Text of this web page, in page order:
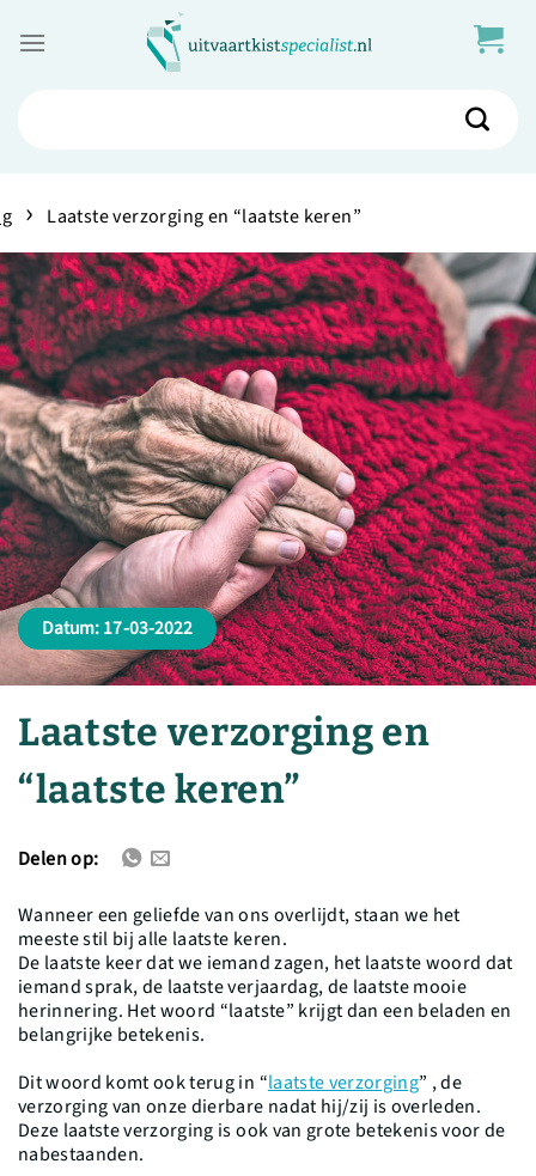
content
› Laatste verzorging en “laatste keren”
Datum: 17-03-2022
Laatste verzorging en
“laatste keren”
Delen op:
Wanneer een geliefde van ons overlijdt, staan we het
meeste stil bij alle laatste keren.
De laatste keer dat we iemand zagen, het laatste woord dat
iemand sprak, de laatste verjaardag, de laatste mooie
herinnering. Het woord “laatste” krijgt dan een beladen en
belangrijke betekenis.
Dit woord komt ook terug in “laatste verzorging” , de
verzorging van onze dierbare nadat hij/zij is overleden.
Deze laatste verzorging is ook van grote betekenis voor de
nabestaanden.